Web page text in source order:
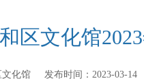
区文化馆
文化馆发布时间： 2023-03-14